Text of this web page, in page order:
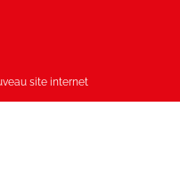
site internet